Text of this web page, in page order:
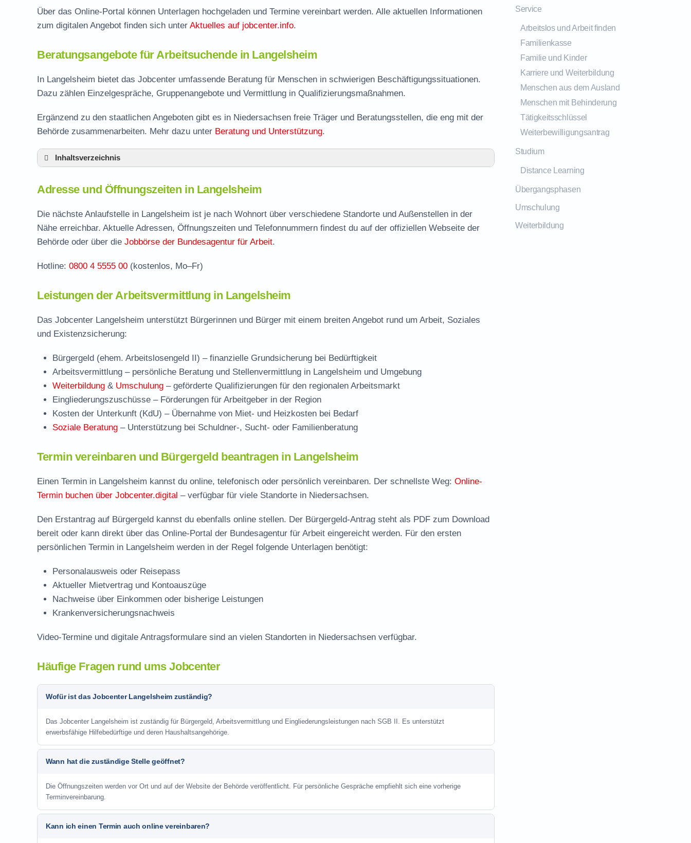
Über das Online-Portal können Unterlagen hochgeladen und Termine vereinbart werden. Alle aktuellen Informationen
zum digitalen Angebot finden sich unter Aktuelles auf jobcenter.info.
Beratungsangebote für Arbeitsuchende in Langelsheim
In Langelsheim bietet das Jobcenter umfassende Beratung für Menschen in schwierigen Beschäftigungssituationen.
Dazu zählen Einzelgespräche, Gruppenangebote und Vermittlung in Qualifizierungsmaßnahmen.
Ergänzend zu den staatlichen Angeboten gibt es in Niedersachsen freie Träger und Beratungsstellen, die eng mit der
Behörde zusammenarbeiten. Mehr dazu unter Beratung und Unterstützung.
Inhaltsverzeichnis
Leistungen der Arbeitsvermittlung in Langelsheim
Termin vereinbaren und Bürgergeld beantragen
Jobcenter Goslar – zuständige Stelle
Stellenangebote und Jobbörse in Langelsheim
Häufige Fragen rund ums Jobcenter
Adresse und Öffnungszeiten in Langelsheim
Die nächste Anlaufstelle in Langelsheim ist je nach Wohnort über verschiedene Standorte und Außenstellen in der
Nähe erreichbar. Aktuelle Adressen, Öffnungszeiten und Telefonnummern findest du auf der offiziellen Webseite der
Behörde oder über die Jobbörse der Bundesagentur für Arbeit.
Hotline: 0800 4 5555 00 (kostenlos, Mo–Fr)
Leistungen der Arbeitsvermittlung in Langelsheim
Das Jobcenter Langelsheim unterstützt Bürgerinnen und Bürger mit einem breiten Angebot rund um Arbeit, Soziales
und Existenzsicherung:
Bürgergeld (ehem. Arbeitslosengeld II) – finanzielle Grundsicherung bei Bedürftigkeit
Arbeitsvermittlung – persönliche Beratung und Stellenvermittlung in Langelsheim und Umgebung
Weiterbildung & Umschulung – geförderte Qualifizierungen für den regionalen Arbeitsmarkt
Eingliederungszuschüsse – Förderungen für Arbeitgeber in der Region
Kosten der Unterkunft (KdU) – Übernahme von Miet- und Heizkosten bei Bedarf
Soziale Beratung – Unterstützung bei Schuldner-, Sucht- oder Familienberatung
Termin vereinbaren und Bürgergeld beantragen in Langelsheim
Einen Termin in Langelsheim kannst du online, telefonisch oder persönlich vereinbaren. Der schnellste Weg: Online-
Termin buchen über Jobcenter.digital – verfügbar für viele Standorte in Niedersachsen.
Den Erstantrag auf Bürgergeld kannst du ebenfalls online stellen. Der Bürgergeld-Antrag steht als PDF zum Download
bereit oder kann direkt über das Online-Portal der Bundesagentur für Arbeit eingereicht werden. Für den ersten
persönlichen Termin in Langelsheim werden in der Regel folgende Unterlagen benötigt:
Personalausweis oder Reisepass
Aktueller Mietvertrag und Kontoauszüge
Nachweise über Einkommen oder bisherige Leistungen
Krankenversicherungsnachweis
Video-Termine und digitale Antragsformulare sind an vielen Standorten in Niedersachsen verfügbar.
Häufige Fragen rund ums Jobcenter
Wofür ist das Jobcenter Langelsheim zuständig?
Das Jobcenter Langelsheim ist zuständig für Bürgergeld, Arbeitsvermittlung und Eingliederungsleistungen nach SGB II. Es unterstützt
erwerbsfähige Hilfebedürftige und deren Haushaltsangehörige.
Wann hat die zuständige Stelle geöffnet?
Die Öffnungszeiten werden vor Ort und auf der Website der Behörde veröffentlicht. Für persönliche Gespräche empfiehlt sich eine vorherige
Terminvereinbarung.
Kann ich einen Termin auch online vereinbaren?
Service
Arbeitslos und Arbeit finden
Familienkasse
Familie und Kinder
Karriere und Weiterbildung
Menschen aus dem Ausland
Menschen mit Behinderung
Tätigkeitsschlüssel
Weiterbewilligungsantrag
Studium
Distance Learning
Übergangsphasen
Umschulung
Weiterbildung